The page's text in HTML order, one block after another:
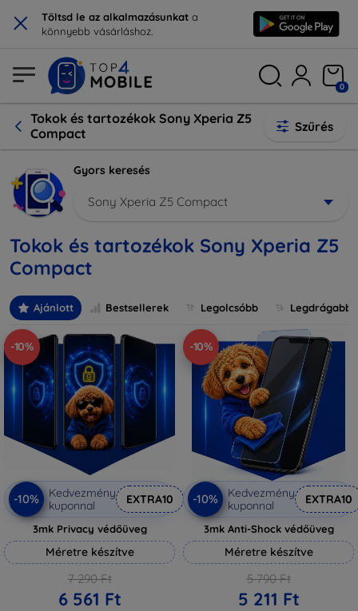
× Töltsd le az alkalmazásunkat a
könnyebb vásárláshoz.
0
Tokok és tartozékok Sony Xperia Z5
Compact
Szűrés
Gyors keresés
Sony Xperia Z5 Compact
Tokok és tartozékok Sony Xperia Z5
Compact
Ajánlott Bestsellerek Legolcsóbb Legdrágabb
-10%
-10%
Kedvezmény
kuponnal
EXTRA10
3mk Privacy védőüveg
Méretre készítve
7 290 Ft
6 561 Ft
-10%
-10%
Kedvezmény
kuponnal
EXTRA10
3mk Anti-Shock védőüveg
Méretre készítve
5 790 Ft
5 211 Ft